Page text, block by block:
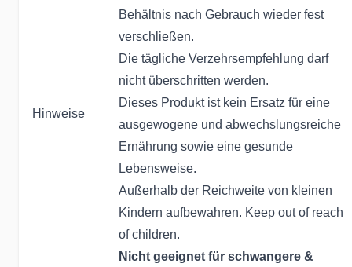
Hinweise
Behältnis nach Gebrauch wieder fest
verschließen.
Die tägliche Verzehrsempfehlung darf
nicht überschritten werden.
Dieses Produkt ist kein Ersatz für eine
ausgewogene und abwechslungsreiche
Ernährung sowie eine gesunde
Lebensweise.
Außerhalb der Reichweite von kleinen
Kindern aufbewahren. Keep out of reach
of children.
Nicht geeignet für schwangere &